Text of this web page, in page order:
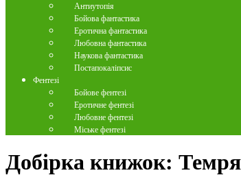
Антиутопія
Бойова фантастика
Еротична фантастика
Любовна фантастика
Наукова фантастика
Постапокаліпсис
Фентезі
Бойове фентезі
Еротичне фентезі
Любовне фентезі
Міське фентезі
Добірка книжок: